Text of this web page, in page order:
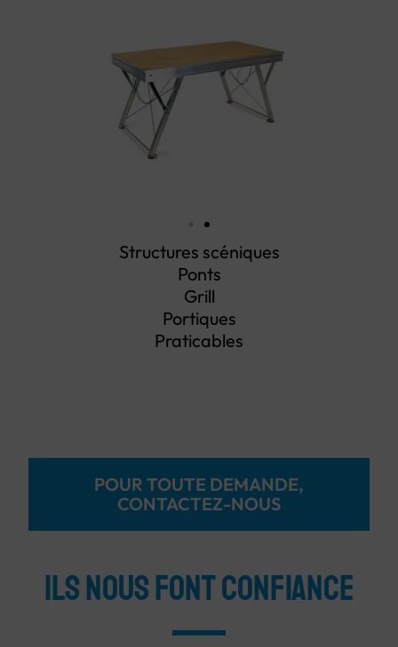
Structures scéniques
Ponts
Grill
Portiques
Praticables
POUR TOUTE DEMANDE,
CONTACTEZ-NOUS
ILS NOUS FONT CONFIANCE